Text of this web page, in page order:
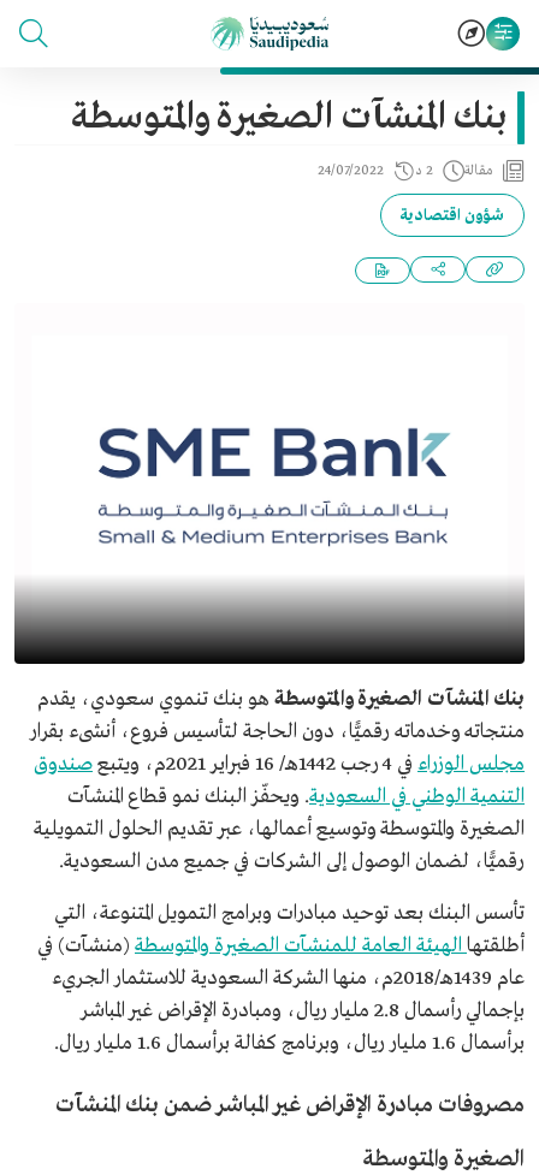
بنك المنشآت الصغيرة والمتوسطة
مقالة 2 د 24/07/2022
شؤون اقتصادية
بنك المنشآت الصغيرة والمتوسطة هو بنك تنموي سعودي، يقدم
منتجاته وخدماته رقميًّا، دون الحاجة لتأسيس فروع، أنشىء بقرار
مجلس الوزراء في 4 رجب 1442هـ/ 16 فبراير 2021م، ويتبع
صندوق
التنمية الوطني في السعودية. ويحفّز البنك نمو قطاع المنشآت
الصغيرة والمتوسطة وتوسيع أعمالها، عبر تقديم الحلول التمويلية
رقميًّا، لضمان الوصول إلى الشركات في جميع مدن السعودية.
تأسس البنك بعد توحيد مبادرات وبرامج التمويل المتنوعة، التي
أطلقتها الهيئة العامة للمنشآت الصغيرة والمتوسطة (منشآت) في
عام 1439هـ/2018م، منها الشركة السعودية للاستثمار الجريء
بإجمالي رأسمال 2.8 مليار ريال، ومبادرة الإقراض غير المباشر
برأسمال 1.6 مليار ريال، وبرنامج كفالة برأسمال 1.6 مليار ريال.
مصروفات مبادرة الإقراض غير المباشر ضمن بنك المنشآت
الصغيرة والمتوسطة